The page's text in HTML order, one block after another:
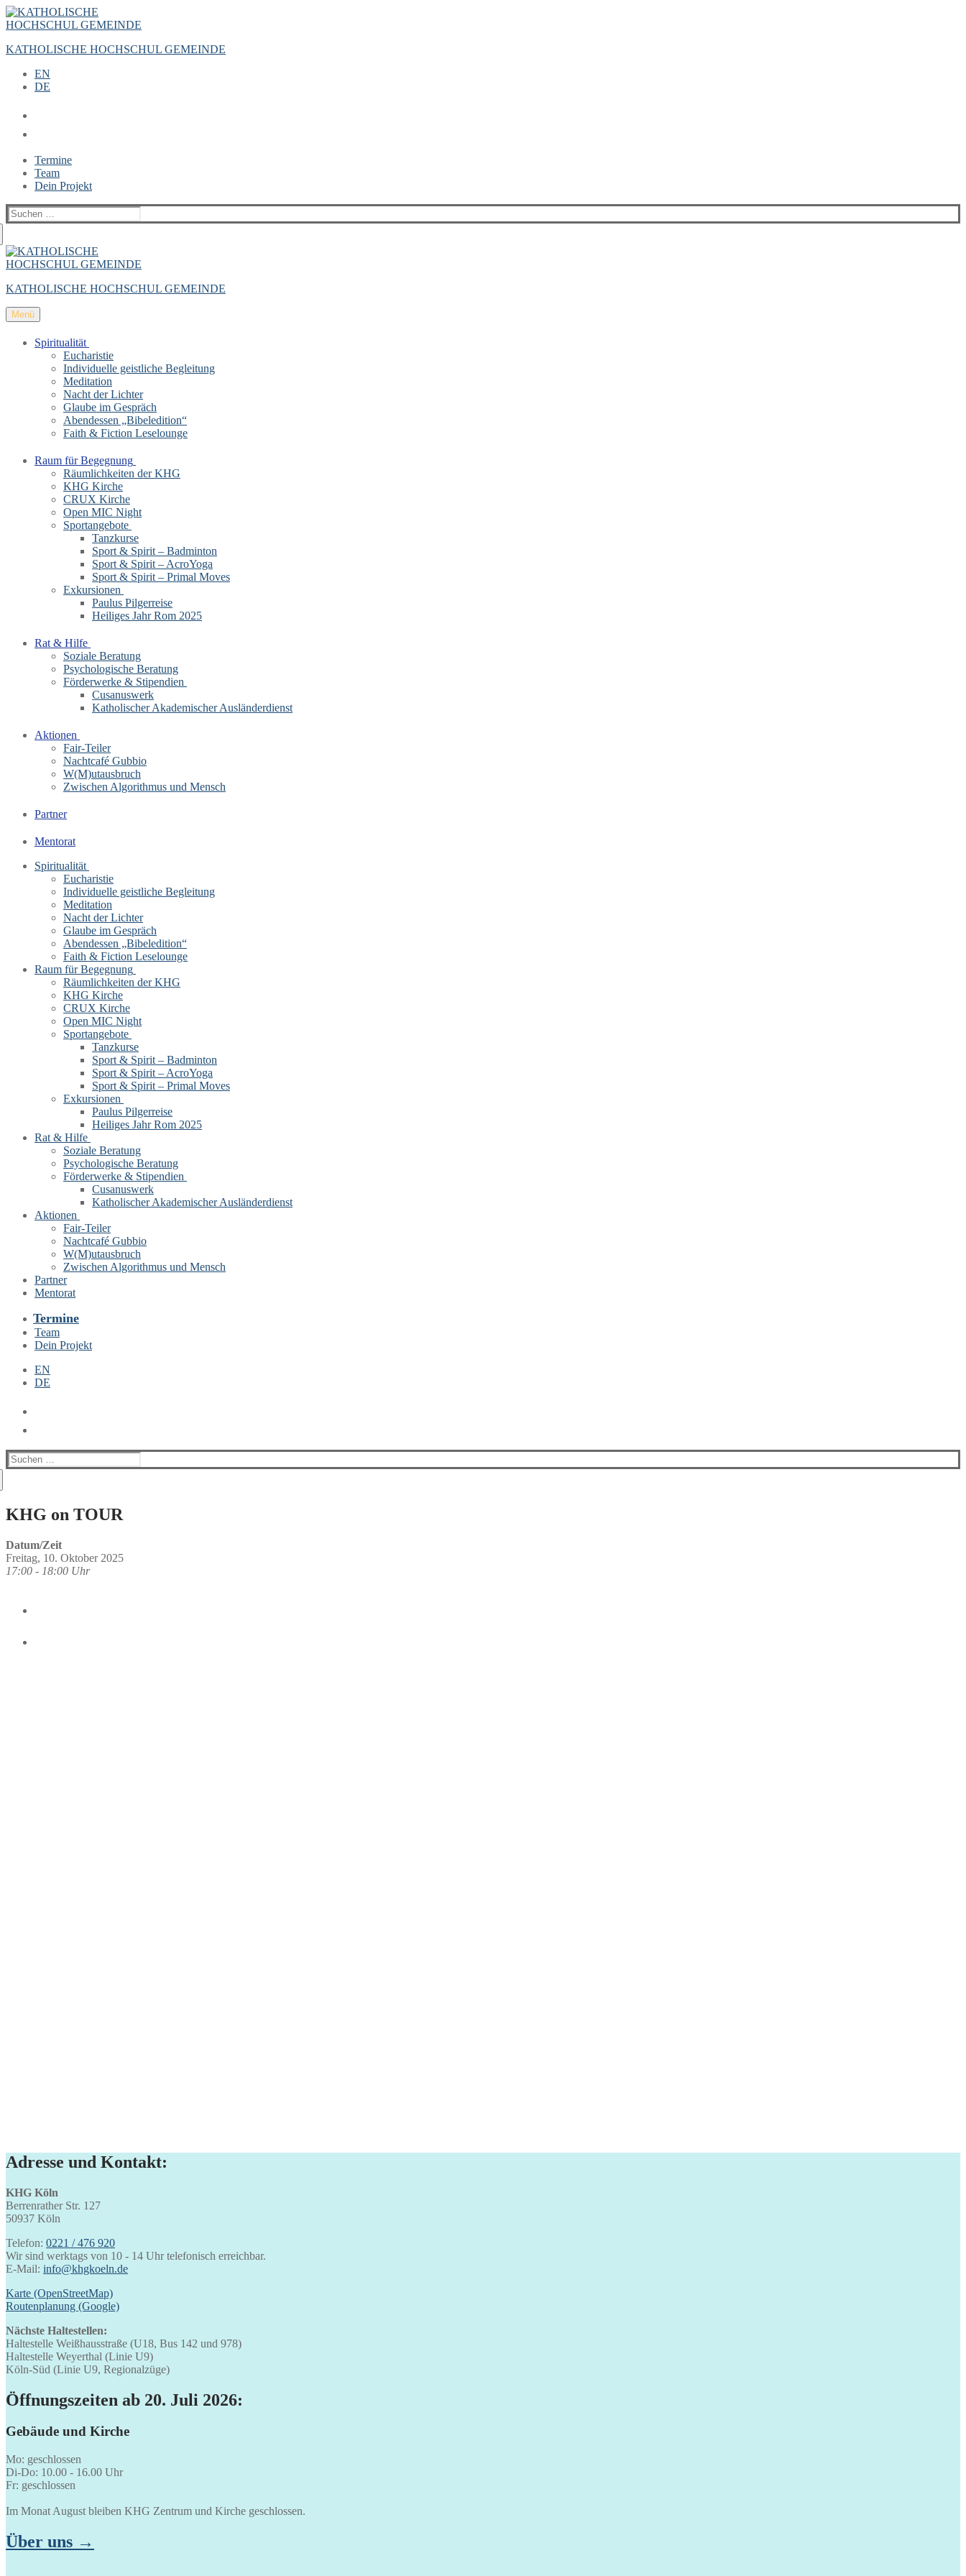
Zum
Inhalt
Menü
Schließen
KATHOLISCHE HOCHSCHUL GEMEINDE
EN
DE
Termine
Team
Dein Projekt
Suchen
nach:
KATHOLISCHE HOCHSCHUL GEMEINDE
Menü
Spiritualität
Eucharistie
Individuelle geistliche Begleitung
Meditation
Nacht der Lichter
Glaube im Gespräch
Abendessen „Bibeledition“
Faith & Fiction Leselounge
Raum für Begegnung
Räumlichkeiten der KHG
KHG Kirche
CRUX Kirche
Open MIC Night
Sportangebote
Tanzkurse
Sport & Spirit – Badminton
Sport & Spirit – AcroYoga
Sport & Spirit – Primal Moves
Exkursionen
Paulus Pilgerreise
Heiliges Jahr Rom 2025
Rat & Hilfe
Soziale Beratung
Psychologische Beratung
Förderwerke & Stipendien
Cusanuswerk
Katholischer Akademischer Ausländerdienst
Aktionen
Fair-Teiler
Nachtcafé Gubbio
W(M)utausbruch
Zwischen Algorithmus und Mensch
Partner
Mentorat
Spiritualität
Eucharistie
Individuelle geistliche Begleitung
Meditation
Nacht der Lichter
Glaube im Gespräch
Abendessen „Bibeledition“
Faith & Fiction Leselounge
Raum für Begegnung
Räumlichkeiten der KHG
KHG Kirche
CRUX Kirche
Open MIC Night
Sportangebote
Tanzkurse
Sport & Spirit – Badminton
Sport & Spirit – AcroYoga
Sport & Spirit – Primal Moves
Exkursionen
Paulus Pilgerreise
Heiliges Jahr Rom 2025
Rat & Hilfe
Soziale Beratung
Psychologische Beratung
Förderwerke & Stipendien
Cusanuswerk
Katholischer Akademischer Ausländerdienst
Aktionen
Fair-Teiler
Nachtcafé Gubbio
W(M)utausbruch
Zwischen Algorithmus und Mensch
Partner
Mentorat
Termine
Team
Dein Projekt
EN
DE
Suchen
nach:
KHG on TOUR
Datum/Zeit
Freitag, 10. Oktober 2025
17:00 - 18:00 Uhr
Adresse und Kontakt:
KHG Köln
Berrenrather Str. 127
50937 Köln
Telefon: 0221 / 476 920
Wir sind werktags von 10 - 14 Uhr telefonisch erreichbar.
E-Mail: info@khgkoeln.de
Karte (OpenStreetMap)
Routenplanung (Google)
Nächste Haltestellen:
Haltestelle Weißhausstraße (U18, Bus 142 und 978)
Haltestelle Weyerthal (Linie U9)
Köln-Süd (Linie U9, Regionalzüge)
Öffnungszeiten ab 20. Juli 2026:
Gebäude und Kirche
Mo: geschlossen
Di-Do: 10.00 - 16.00 Uhr
Fr: geschlossen
Im Monat August bleiben KHG Zentrum und Kirche geschlossen.
Über uns →